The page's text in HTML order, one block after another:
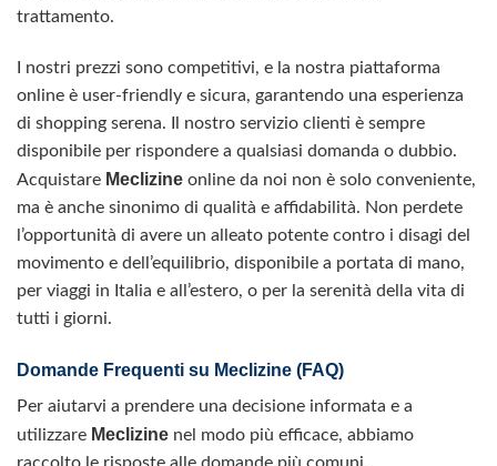
trattamento.
I nostri prezzi sono competitivi, e la nostra piattaforma
online è user-friendly e sicura, garantendo una esperienza
di shopping serena. Il nostro servizio clienti è sempre
disponibile per rispondere a qualsiasi domanda o dubbio.
Acquistare Meclizine online da noi non è solo conveniente,
ma è anche sinonimo di qualità e affidabilità. Non perdete
l’opportunità di avere un alleato potente contro i disagi del
movimento e dell’equilibrio, disponibile a portata di mano,
per viaggi in Italia e all’estero, o per la serenità della vita di
tutti i giorni.
Domande Frequenti su Meclizine (FAQ)
Per aiutarvi a prendere una decisione informata e a
utilizzare Meclizine nel modo più efficace, abbiamo